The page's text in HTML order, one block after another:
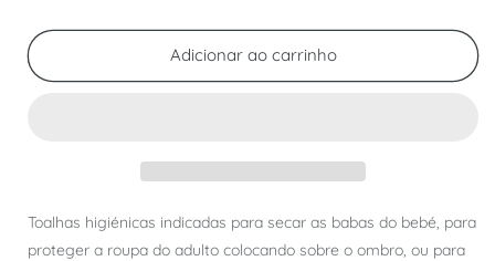
Adicionar ao carrinho
Toalhas higiénicas indicadas para secar as babas do bebé, para
proteger a roupa do adulto colocando sobre o ombro, ou para